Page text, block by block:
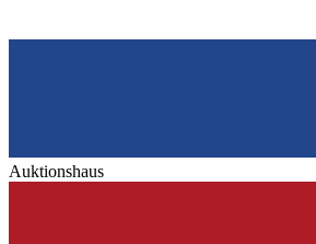
Auktionshaus